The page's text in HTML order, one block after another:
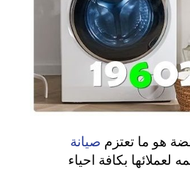
هو ما تعتزم صيانة
لعملائها بكافة احياء